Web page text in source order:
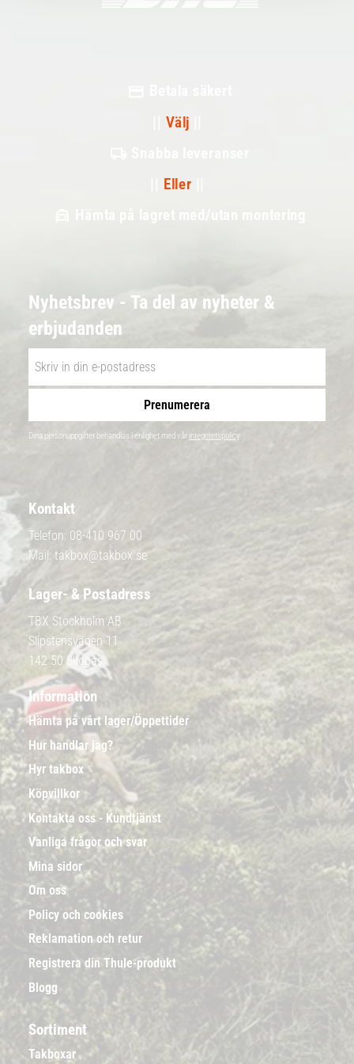
Välj
Eller
Hämta på lagret med/utan montering
Nyhetsbrev - Ta del av nyheter &
erbjudanden
Prenumerera
Dina personuppgifter behandlas i enlighet med vår integritetspolicy
Kontakt
Telefon: 08-410 967 00
Mail: takbox@takbox.se
Lager- & Postadress
TBX Stockholm AB
Slipstensvägen 11
142 50 Skogås
Information
Hämta på vårt lager/Öppettider
Hur handlar jag?
Hyr takbox
Köpvillkor
Kontakta oss - Kundtjänst
Vanliga frågor och svar
Mina sidor
Om oss
Policy och cookies
Reklamation och retur
Registrera din Thule-produkt
Blogg
Sortiment
Takboxar